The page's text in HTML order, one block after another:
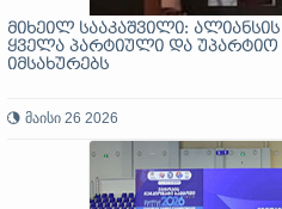
მიხეილ სააკაშვილი:
ყველა პარტიული და უპარტიო
იმსახურებს
მაისი 26 2026